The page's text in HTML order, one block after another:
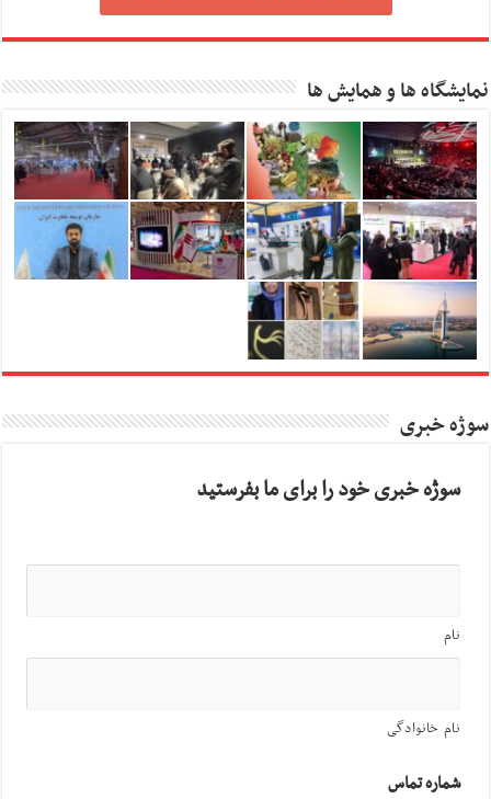
نمایشگاه ها و همایش ها
سوژه خبری
سوژه خبری خود را برای ما بفرستید
نام
نام خانوادگی
شماره تماس